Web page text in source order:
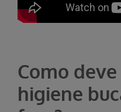
Como
higiene